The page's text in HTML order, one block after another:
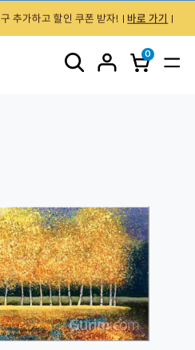
추가하고 할인 쿠폰 받자! 바로 가기
0